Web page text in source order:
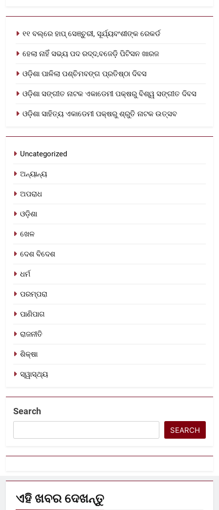
୧୧ ବଲ୍‌ରେ ହାପ୍ ସେଞ୍ଚୁରୀ, ସୂର୍ଯ୍ୟବଂଶୀଙ୍କ ରେକର୍ଡ
ହେଲା ନାହିଁ ସଭ୍ୟ ପଦ ରଦ୍ଦ,ବଜେଡ଼ି ପିଟିସନ ଖାରଜ
ଓଡ଼ିଶା ପାଳିଲା ପଶ୍ଚିମବଙ୍ଗ ପ୍ରତିଷ୍ଠା ଦିବସ
ଓଡ଼ିଶା ସଙ୍ଗୀତ ନାଟକ ଏକାଡେମୀ ପକ୍ଷରୁ ବିଶ୍ୱ ସଙ୍ଗୀତ ଦିବସ
ଓଡ଼ିଶା ସାହିତ୍ୟ ଏକାଡେମୀ ପକ୍ଷରୁ ଶ୍ରୁତି ନାଟକ ଉତ୍ସବ
Uncategorized
ଅନ୍ୟାନ୍ୟ
ଅପରାଧ
ଓଡ଼ିଶା
ଖେଳ
ଦେଶ ବିଦେଶ
ଧର୍ମ
ପରମ୍ପରା
ପାଣିପାଗ
ରାଜନୀତି
ଶିକ୍ଷା
ସ୍ୱାସ୍ଥ୍ୟ
Search
SEARCH
ଏହି ଖବର ଦେଖନ୍ତୁ